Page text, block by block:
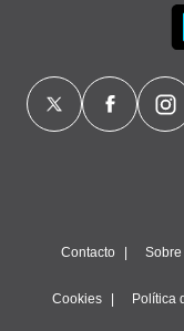
Contacto
Cookies Política